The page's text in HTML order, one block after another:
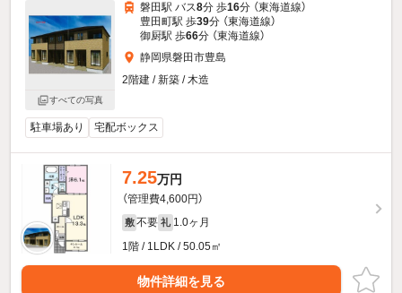
すべての写真
磐田駅 バス8分 歩16分 （東海道線）
豊田町駅 歩39分 （東海道線）
御厨駅 歩66分 （東海道線）
静岡県磐田市豊島
2階建 / 新築 / 木造
駐車場あり 宅配ボックス
7.25万円
（管理費4,600円）
敷 不要 礼 1.0ヶ月
1階 / 1LDK / 50.05㎡
物件詳細を見る